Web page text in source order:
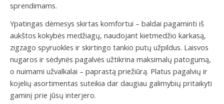
sprendimams.
Ypatingas dėmesys skirtas komfortui – baldai pagaminti iš
aukštos kokybės medžiagų, naudojant kietmedžio karkasą,
zigzago spyruokles ir skirtingo tankio putų užpildus. Laisvos
nugaros ir sėdynės pagalvės užtikrina maksimalų patogumą,
o nuimami užvalkalai – paprastą priežiūrą. Platus pagalvių ir
kojelių asortimentas suteikia dar daugiau galimybių pritaikyti
gaminį prie jūsų interjero.